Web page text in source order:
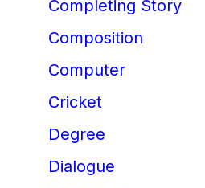
Completing Story
Composition
Computer
Cricket
Degree
Dialogue